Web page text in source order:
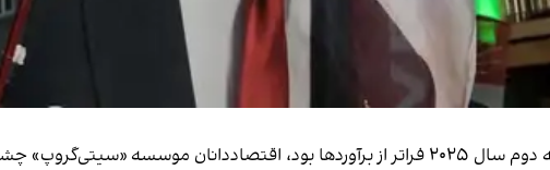
در حالی‌ که نرخ رشد اقتصادی در سه‌ماهه دوم سال ۲۰۲۵ فراتر از برآوردها بود،